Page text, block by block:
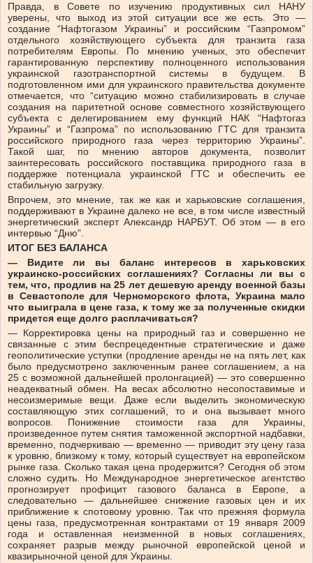
Правда, в Совете по изучению продуктивных сил НАНУ
уверены, что выход из этой ситуации все же есть. Это —
создание “Нафтогазом Украины” и российским “Газпромом”
отдельного хозяйствующего субъекта для транзита газа
потребителям Европы. По мнению ученых, это обеспечит
гарантированную перспективу полноценного использования
украинской газотранспортной системы в будущем. В
подготовленном ими для украинского правительства документе
отмечается, что “ситуацию можно стабилизировать в случае
создания на паритетной основе совместного хозяйствующего
субъекта с делегированием ему функций НАК “Нафтогаз
Украины” и “Газпрома” по использованию ГТС для транзита
российского природного газа через территорию Украины”.
Такой шаг, по мнению авторов документа, позволит
заинтересовать российского поставщика природного газа в
поддержке потенциала украинской ГТС и обеспечить ее
стабильную загрузку.
Впрочем, это мнение, так же как и харьковские соглашения,
поддерживают в Украине далеко не все, в том числе известный
энергетический эксперт Александр НАРБУТ. Об этом — в его
интервью “Дню”.
ИТОГ БЕЗ БАЛАНСА
— Видите ли вы баланс интересов в харьковских
украинско-российских соглашениях? Согласны ли вы с
тем, что, продлив на 25 лет дешевую аренду военной базы
в Севастополе для Черноморского флота, Украина мало
что выиграла в цене газа, к тому же за полученные скидки
придется еще долго расплачиваться?
— Корректировка цены на природный газ и совершенно не
связанные с этим беспрецедентные стратегические и даже
геополитические уступки (продление аренды не на пять лет, как
было предусмотрено заключенным ранее соглашением, а на
25 с возможной дальнейшей пролонгацией) — это совершенно
неадекватный обмен. На весах абсолютно несопоставимые и
неcоизмеримые вещи. Даже если выделить экономическую
составляющую этих соглашений, то и она вызывает много
вопросов. Понижение стоимости газа для Украины,
произведенное путем снятия таможенной экспортной надбавки,
временно, подчеркиваю — временно — приводит эту цену газа
к уровню, близкому к тому, который существует на европейском
рынке газа. Сколько такая цена продержится? Сегодня об этом
сложно судить. Но Международное энергетическое агентство
прогнозирует профицит газового баланса в Европе, а
следовательно — дальнейшее снижение газовых цен и их
приближение к спотовому уровню. Так что прежняя формула
цены газа, предусмотренная контрактами от 19 января 2009
года и оставленная неизменной в новых соглашениях,
сохраняет разрыв между рыночной европейской ценой и
квазирыночной ценой для Украины.